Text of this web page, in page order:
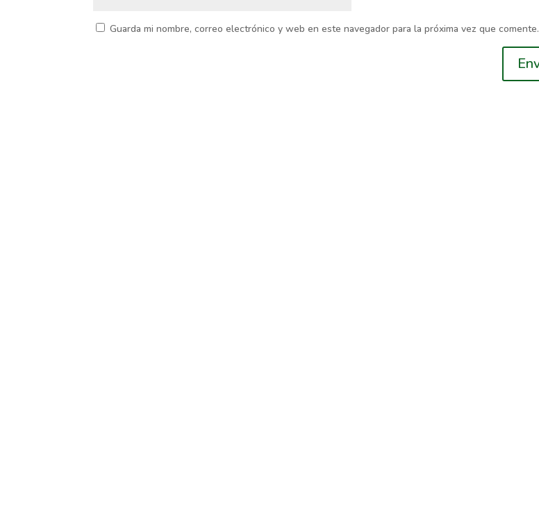
Guarda mi nombre, correo electrónico y web en este navegador para la próxima vez que comente.